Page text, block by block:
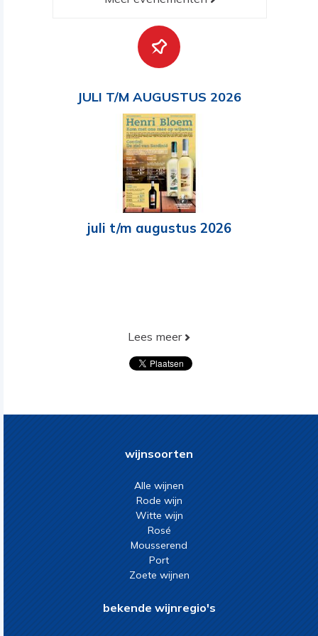
JULI T/M AUGUSTUS 2026
juli t/m augustus 2026
Lees meer
wijnsoorten
Alle wijnen
Rode wijn
Witte wijn
Rosé
Mousserend
Port
Zoete wijnen
bekende wijnregio's